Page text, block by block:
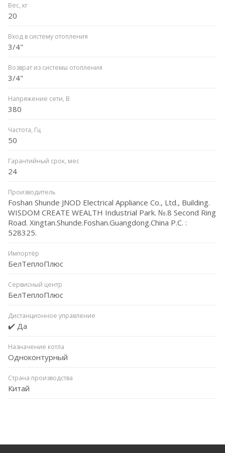
Вес, кг
20
Вход в систему отопления
3/4"
Возврат из системы отопления
3/4"
Напряжение сети, В
380
Частота, Гц
50
Гарантийный срок, мес
24
Производитель
Foshan Shunde JNOD Electrical Appliance Co., Ltd., Building.
WISDOM CREATE WEALTH Industrial Park. №.8 Second Ring
Road. Xingtan.Shunde.Foshan.Guangdong.China P.C. :
528325.
Импортёр
БелТеплоПлюс
Сервисный центр
БелТеплоПлюс
Дистанционное управление
✔️ Да
Назначение котла
Одноконтурный
Страна производства
Китай